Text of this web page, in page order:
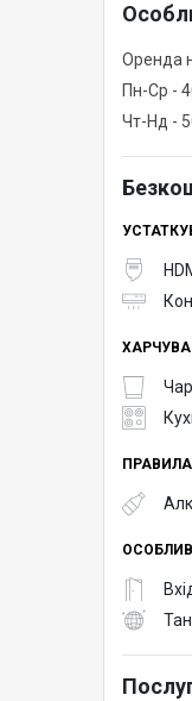
Оренда
Пн-Ср -
Чт-Нд -
ПРАВИЛА